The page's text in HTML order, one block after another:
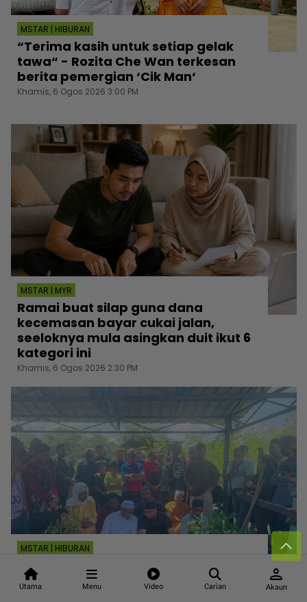
Utama Menu Video Carian
person
Akaun
MSTAR | HIBURAN
“Terima kasih untuk setiap gelak
tawa“ - Rozita Che Wan terkesan
berita pemergian ‘Cik Man‘
Khamis, 6 Ogos 2026 3:00 PM
MSTAR | MYR
Ramai buat silap guna dana
kecemasan bayar cukai jalan,
seeloknya mula asingkan duit ikut 6
kategori ini
Khamis, 6 Ogos 2026 2:30 PM
MSTAR | HIBURAN
Jenazah ‘Cik Man‘ selamat
dikebumikan, 500 hadir beri